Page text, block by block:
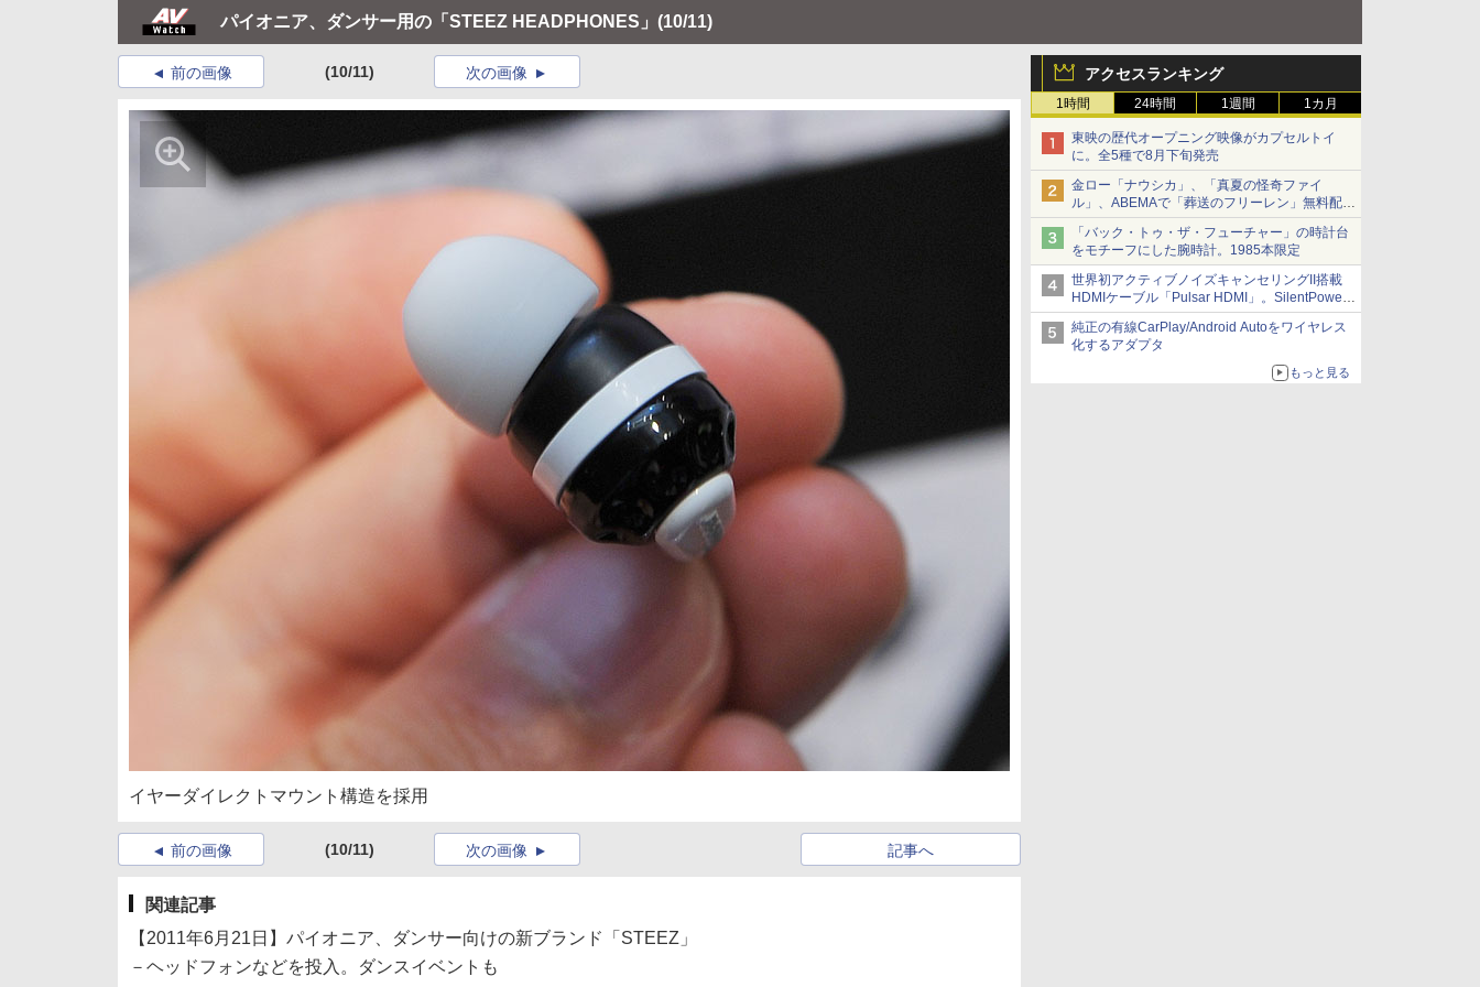
パイオニア、ダンサー用の「STEEZ HEADPHONES」 (10/11)
アクセスランキング
1時間 24時間 1週間 1カ月
東映の歴代オープニング映像がカプセルトイ
に。全5種で8月下旬発売
金ロー「ナウシカ」、「真夏の怪奇ファイ
ル」、ABEMAで「葬送のフリーレン」無料配信
など。夏の特番・配信情報
「バック・トゥ・ザ・フューチャー」の時計台
をモチーフにした腕時計。1985本限定
世界初アクティブノイズキャンセリングII搭載
HDMIケーブル「Pulsar HDMI」。SilentPower
から
純正の有線CarPlay/Android Autoをワイヤレス
化するアダプタ
もっと見る
前の画像 (10/11) 次の画像
イヤーダイレクトマウント構造を採用
前の画像 (10/11) 記事へ
次の画像
関連記事
【2011年6月21日】パイオニア、ダンサー向けの新ブランド「STEEZ」
－ヘッドフォンなどを投入。ダンスイベントも